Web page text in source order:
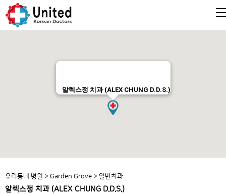
알렉스정 치과 (ALEX CHUNG D.D.S.)
우리동네 병원 > Garden Grove > 일반치과
알렉스정 치과 (ALEX CHUNG D.D.S.)